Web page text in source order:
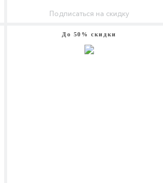
Подписаться на скидку
До 50% скидки